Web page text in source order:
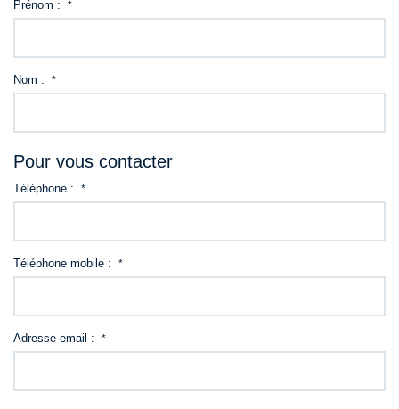
Prénom : *
Nom : *
Pour vous contacter
Téléphone : *
Téléphone mobile : *
Adresse email : *